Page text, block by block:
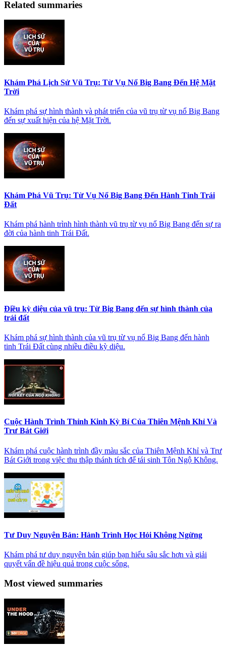
Related summaries
Khám Phá Lịch Sử Vũ Trụ: Từ Vụ Nổ Big Bang Đến Hệ Mặt
Trời
Khám phá sự hình thành và phát triển của vũ trụ từ vụ nổ Big Bang
đến sự xuất hiện của hệ Mặt Trời.
Khám Phá Vũ Trụ: Từ Vụ Nổ Big Bang Đến Hành Tinh Trái
Đất
Khám phá hành trình hình thành vũ trụ từ vụ nổ Big Bang đến sự ra
đời của hành tinh Trái Đất.
Điều kỳ diệu của vũ trụ: Từ Big Bang đến sự hình thành của
trái đất
Khám phá sự hình thành của vũ trụ từ vụ nổ Big Bang đến hành
tinh Trái Đất cùng nhiều điều kỳ diệu.
Cuộc Hành Trình Thỉnh Kinh Kỳ Bí Của Thiên Mệnh Khỉ Và
Trư Bát Giới
Khám phá cuộc hành trình đầy màu sắc của Thiên Mệnh Khỉ và Trư
Bát Giới trong việc thu thập thánh tích để tái sinh Tôn Ngộ Không.
Tư Duy Nguyên Bản: Hành Trình Học Hỏi Không Ngừng
Khám phá tư duy nguyên bản giúp bạn hiểu sâu sắc hơn và giải
quyết vấn đề hiệu quả trong cuộc sống.
Most viewed summaries